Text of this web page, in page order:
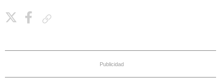
Publicidad